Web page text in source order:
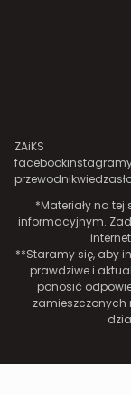
ZAiKS
facebookinstagram
przewodnikwiedza
*Materiały na tej
informacyjnym.
**Staramy się, aby
prawdziwe i
ponosić
zamieszczonych